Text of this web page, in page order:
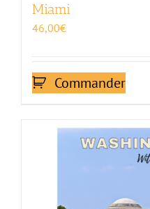
Miami
46,00€
Commander